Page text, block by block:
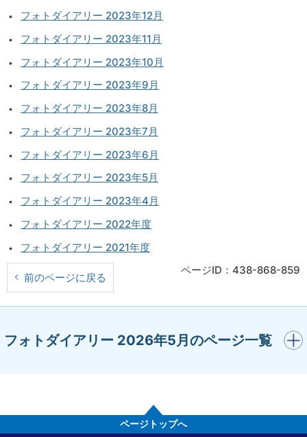
フォトダイアリー 2023年12月
フォトダイアリー 2023年11月
フォトダイアリー 2023年10月
フォトダイアリー 2023年9月
フォトダイアリー 2023年8月
フォトダイアリー 2023年7月
フォトダイアリー 2023年6月
フォトダイアリー 2023年5月
フォトダイアリー 2023年4月
フォトダイアリー 2022年度
フォトダイアリー 2021年度
前のページに戻る
ページID：438-868-859
フォトダイアリー 2026年5月のページ一覧
開く
ページトップへ